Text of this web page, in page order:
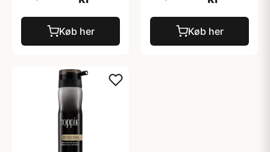
Køb her Køb her